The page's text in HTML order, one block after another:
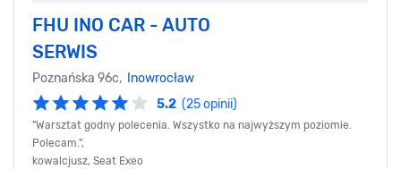
FHU INO CAR - AUTO
SERWIS
Poznańska 96c,
Inowrocław
5.2 (25 opinii)
"Warsztat godny polecenia. Wszystko na najwyższym poziomie.
Polecam.",
kowalcjusz, Seat Exeo